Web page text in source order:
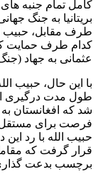
کامل تمام جنبه
بریتانیا به جنگ
طرف مقابل، حبیب
کدام طرف حمایت
عثمانی به جهاد
با این حال، حبیب
طول مدت درگیری
شد که افغانستان
فرصت برای مستقل
حبیب الله با رد
قرار گرفت که
برچسب بدعت